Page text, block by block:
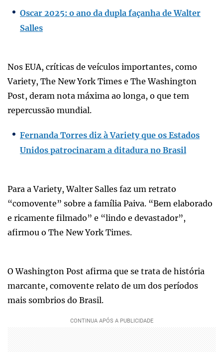
Oscar 2025: o ano da dupla façanha de Walter
Salles
Nos EUA, críticas de veículos importantes, como
Variety, The New York Times e The Washington
Post, deram nota máxima ao longa, o que tem
repercussão mundial.
Fernanda Torres diz à Variety que os Estados
Unidos patrocinaram a ditadura no Brasil
Para a Variety, Walter Salles faz um retrato
“comovente” sobre a família Paiva. “Bem elaborado
e ricamente filmado” e “lindo e devastador”,
afirmou o The New York Times.
O Washington Post afirma que se trata de história
marcante, comovente relato de um dos períodos
mais sombrios do Brasil.